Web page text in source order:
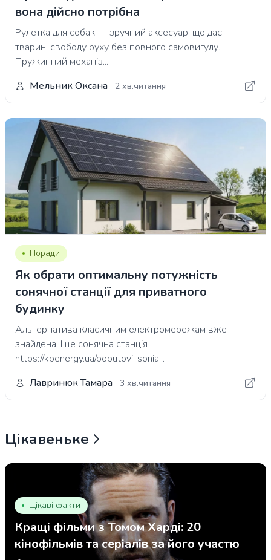
вона дійсно потрібна
Рулетка для собак — зручний аксесуар, що дає
тварині свободу руху без повного самовигулу.
Пружинний механіз...
Мельник Оксана
2 хв.читання
Поради
Як обрати оптимальну потужність
сонячної станції для приватного
будинку
Альтернатива класичним електромережам вже
знайдена. І це сонячна станція
https://kbenergy.ua/pobutovi-sonia...
Лавринюк Тамара
3 хв.читання
Цікавеньке
Цікаві факти
Кращі фільми з Томом Харді: 20
кінофільмів та серіалів за його участю